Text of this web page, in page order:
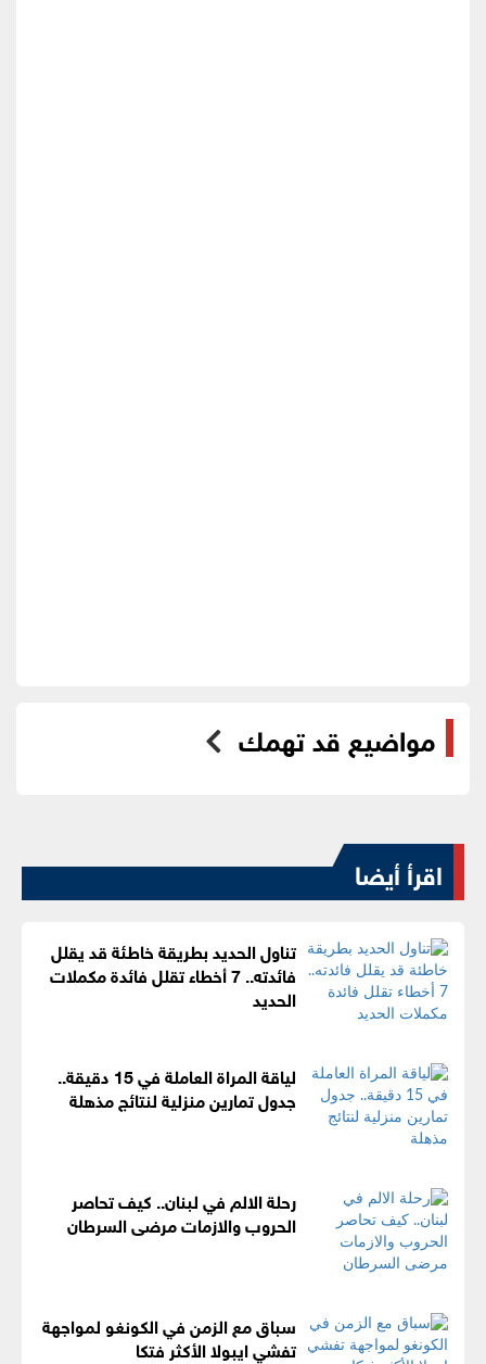
مواضيع قد تهمك
اقرأ أيضا
تناول الحديد بطريقة خاطئة قد يقلل
فائدته.. 7 أخطاء تقلل فائدة مكملات
الحديد
لياقة المراة العاملة في 15 دقيقة..
جدول تمارين منزلية لنتائج مذهلة
رحلة الالم في لبنان.. كيف تحاصر
الحروب والازمات مرضى السرطان
سباق مع الزمن في الكونغو لمواجهة
تفشي ايبولا الأكثر فتكا